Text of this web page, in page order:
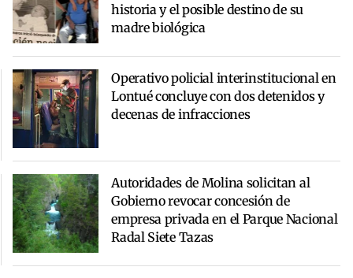
historia y el posible destino de su
madre biológica
Operativo policial interinstitucional en
Lontué concluye con dos detenidos y
decenas de infracciones
Autoridades de Molina solicitan al
Gobierno revocar concesión de
empresa privada en el Parque Nacional
Radal Siete Tazas